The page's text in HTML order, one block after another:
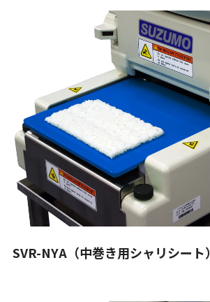
SVR-NYA（中巻き用シャリシート）